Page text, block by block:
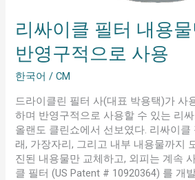
리싸이클 필터 내용
반영구적으로 사용
한국어 /CM
드라이클린 필터 사(대표 박용택)가 사
하며 반영구적으로 사용할 수 있는 리
올랜도 클린쇼에서 선보였다. 리싸이클
래, 가장자리, 그리고 내부 내용물까지
진된 내용물만 교체하고, 외피는 계속
클 필터 (US Patent # 10920364) 를 개